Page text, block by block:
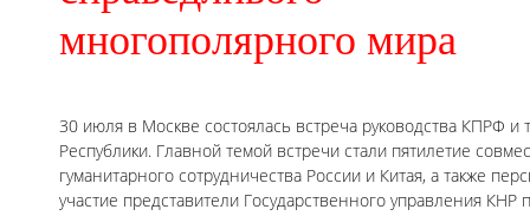
многополярного мира
30 июля в Москве состоялась встреча руководства КПРФ и
Республики. Главной темой встречи стали пятилетие
гуманитарного сотрудничества России и Китая, а также
участие представители Государственного управления